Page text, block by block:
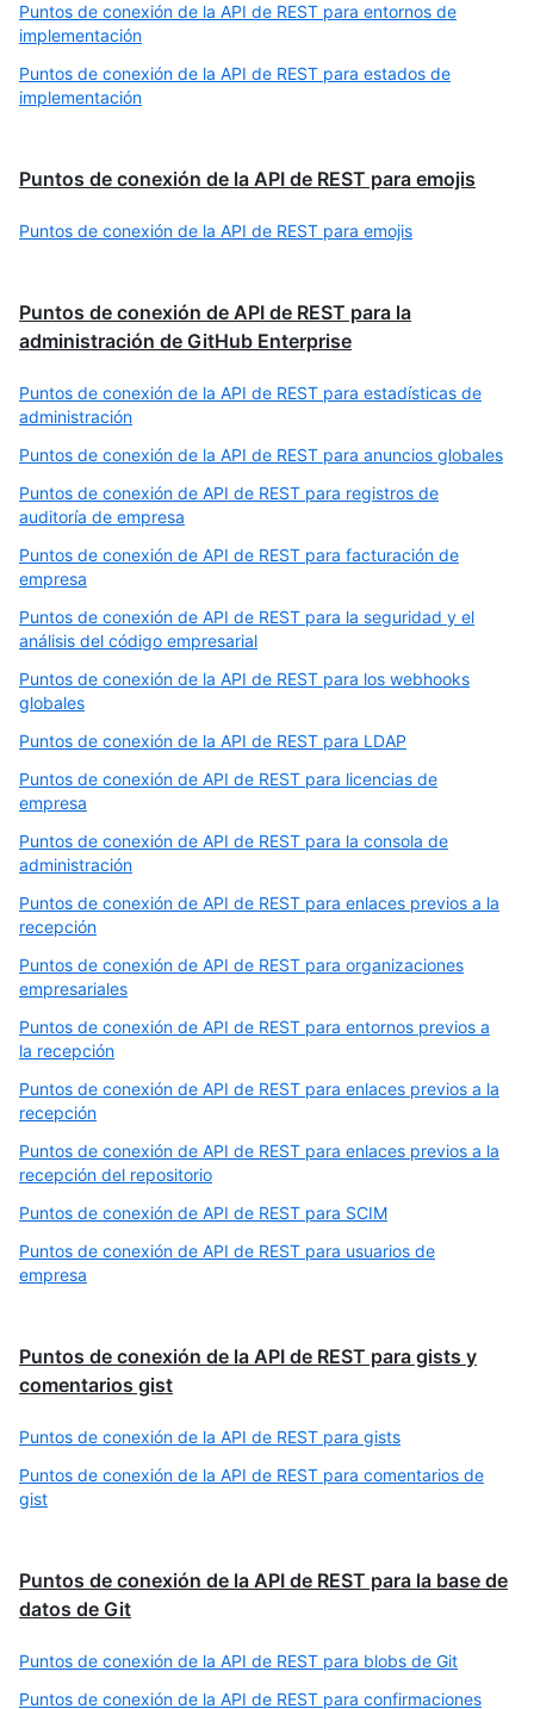
Puntos de conexión de la API de REST para entornos de
implementación
Puntos de conexión de la API de REST para estados de
implementación
Puntos de conexión de la API de REST para emojis
Puntos de conexión de la API de REST para emojis
Puntos de conexión de API de REST para la
administración de GitHub Enterprise
Puntos de conexión de la API de REST para estadísticas de
administración
Puntos de conexión de la API de REST para anuncios globales
Puntos de conexión de API de REST para registros de
auditoría de empresa
Puntos de conexión de API de REST para facturación de
empresa
Puntos de conexión de API de REST para la seguridad y el
análisis del código empresarial
Puntos de conexión de la API de REST para los webhooks
globales
Puntos de conexión de la API de REST para LDAP
Puntos de conexión de API de REST para licencias de
empresa
Puntos de conexión de API de REST para la consola de
administración
Puntos de conexión de API de REST para enlaces previos a la
recepción
Puntos de conexión de API de REST para organizaciones
empresariales
Puntos de conexión de API de REST para entornos previos a
la recepción
Puntos de conexión de API de REST para enlaces previos a la
recepción
Puntos de conexión de API de REST para enlaces previos a la
recepción del repositorio
Puntos de conexión de API de REST para SCIM
Puntos de conexión de API de REST para usuarios de
empresa
Puntos de conexión de la API de REST para gists y
comentarios gist
Puntos de conexión de la API de REST para gists
Puntos de conexión de la API de REST para comentarios de
gist
Puntos de conexión de la API de REST para la base de
datos de Git
Puntos de conexión de la API de REST para blobs de Git
Puntos de conexión de la API de REST para confirmaciones